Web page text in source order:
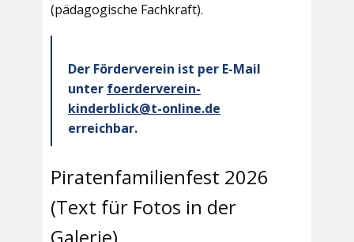
(pädagogische Fachkraft).
Der Förderverein ist per E-Mail
unter foerderverein-
kinderblick@t-online.de
erreichbar.
Piratenfamilienfest 2026
(Text für Fotos in der